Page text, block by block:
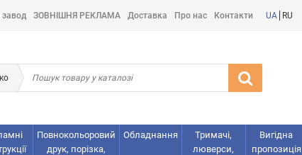
ЗОВНІШНЯ РЕКЛАМА Доставка Про нас Контакти UA RU
Повнокольоровий
друк, порізка,
Обладнання
Тримачі,
люверси,
Вигідна
пропозиція